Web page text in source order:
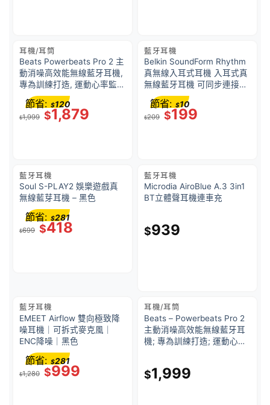
耳機/耳筒
Beats Powerbeats Pro 2 主
動消噪高效能無線藍牙耳機,
專為訓練打造, 運動心率監
測, 抗汗耐水 極速黑
$1,999 $1,879
節省: $120
藍牙耳機
Belkin SoundForm Rhythm
真無線入耳式耳機 入耳式真
無線藍牙耳機 可同步連接兩
部裝置 BT 5.3 Type C 充電
IPX5 等級防汗 防濺水 – 白
色
$209 $199
節省: $10
藍牙耳機
Soul S-PLAY2 娛樂遊戲真
無線藍芽耳機 – 黑色
$699 $418
節省: $281
藍牙耳機
Microdia AiroBlue A.3 3in1
BT立體聲耳機連車充
$939
藍牙耳機
EMEET Airflow 雙向極致降
噪耳機｜可拆式麥克風｜
ENC降噪｜黑色
$1,280 $999
節省: $281
耳機/耳筒
Beats – Powerbeats Pro 2
主動消噪高效能無線藍牙耳
機; 專為訓練打造; 運動心率
$1,999